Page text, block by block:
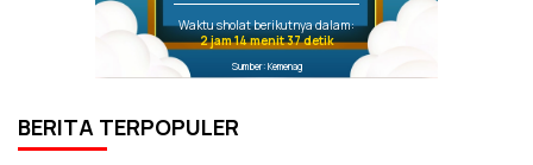
Waktu sholat berikutnya dalam:
2 jam 14 menit 37 detik
Sumber: Kemenag
BERITA TERPOPULER